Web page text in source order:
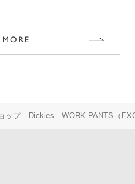
ップ Dickies WORK PANTS（